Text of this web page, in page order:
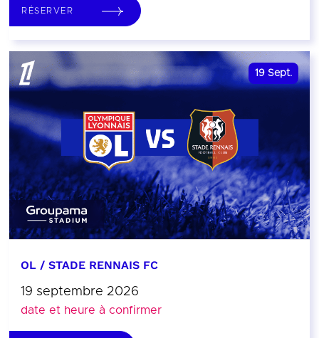
RÉSERVER
19 Sept.
OL / STADE RENNAIS FC
19 septembre 2026
date et heure à confirmer